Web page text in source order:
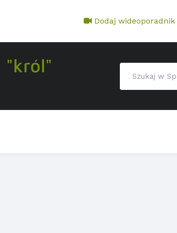
Dodaj wideoporadnik
"król"